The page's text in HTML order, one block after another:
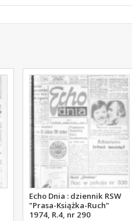
Echo Dnia : dziennik RSW
"Prasa-Książka-Ruch"
1974, R.4, nr 290